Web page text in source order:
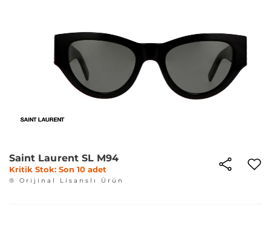
Saint Laurent SL M94
Kritik Stok: Son 10 adet
® Orijinal Lisanslı Ürün